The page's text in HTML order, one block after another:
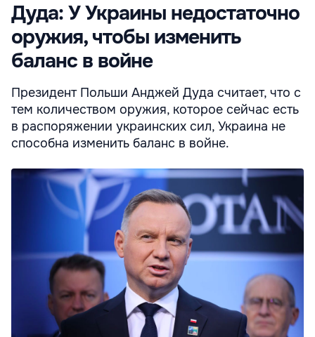
Дуда: У Украины недостаточно
оружия, чтобы изменить
баланс в войне
Президент Польши Анджей Дуда считает, что с
тем количеством оружия, которое сейчас есть
в распоряжении украинских сил, Украина не
способна изменить баланс в войне.